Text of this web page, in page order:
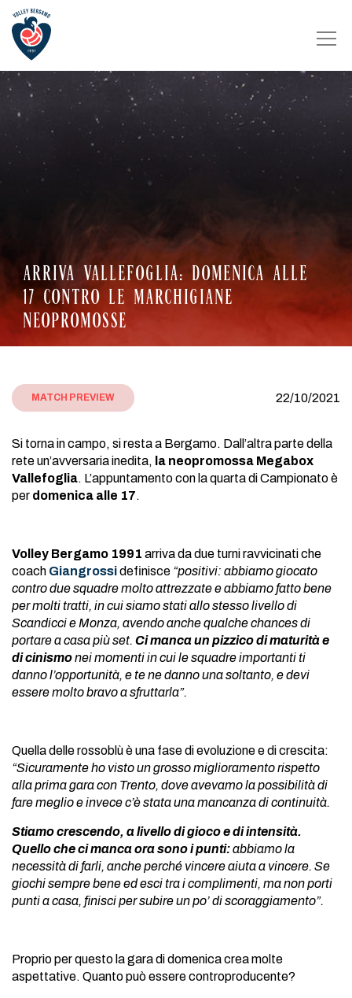
ARRIVA VALLEFOGLIA: DOMENICA ALLE
17 CONTRO LE MARCHIGIANE
NEOPROMOSSE
MATCH PREVIEW 22/10/2021
Si torna in campo, si resta a Bergamo. Dall’altra parte della
rete un’avversaria inedita, la neopromossa Megabox
Vallefoglia. L’appuntamento con la quarta di Campionato è
per domenica alle 17.
Volley Bergamo 1991 arriva da due turni ravvicinati che
coach Giangrossidefinisce “positivi: abbiamo giocato
contro due squadre molto attrezzate e abbiamo fatto bene
per molti tratti, in cui siamo stati allo stesso livello di
Scandicci e Monza, avendo anche qualche chances di
portare a casa più set. Ci manca un pizzico di maturità e
di cinismonei momenti in cui le squadre importanti ti
danno l’opportunità, e te ne danno una soltanto, e devi
essere molto bravo a sfruttarla”.
Quella delle rossoblù è una fase di evoluzione e di crescita:
“Sicuramente ho visto un grosso miglioramento rispetto
alla prima gara con Trento, dove avevamo la possibilità di
fare meglio e invece c’è stata una mancanza di continuità.
Stiamo crescendo, a livello di gioco e di intensità.
Quello che ci manca ora sono i punti:abbiamo la
necessità di farli, anche perché vincere aiuta a vincere. Se
giochi sempre bene ed esci tra i complimenti, ma non porti
punti a casa, finisci per subire un po’ di scoraggiamento”.
Proprio per questo la gara di domenica crea molte
aspettative. Quanto può essere controproducente?